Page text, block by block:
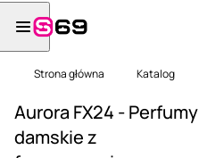
Strona główna Katalog
Aurora FX24 - Perfumy
damskie z